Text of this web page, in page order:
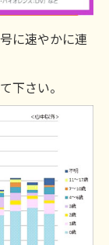
に速やかに連
下さい。